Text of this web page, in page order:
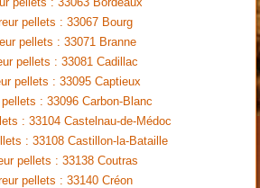
pellets : 33067 Bourg
pellets : 33071 Branne
pellets : 33081 Cadillac
pellets : 33095 Captieux
pellets : 33096 Carbon-Blanc
: 33104 Castelnau-de-Médoc
: 33108 Castillon-la-Bataille
pellets : 33138 Coutras
pellets : 33140 Créon